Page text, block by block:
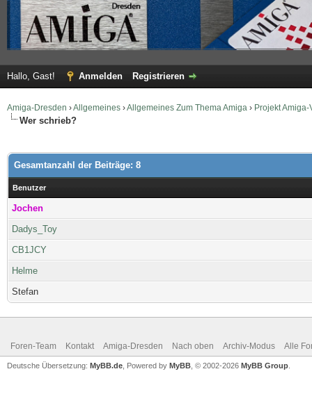
Hallo, Gast! Anmelden Registrieren
Amiga-Dresden ›Allgemeines ›Allgemeines Zum Thema Amiga › Projekt
Wer schrieb?
Gesamtanzahl der Beiträge: 8
Benutzer
Jochen
Dadys_Toy
CB1JCY
Helme
Stefan
Foren-Team Kontakt Amiga-Dresden Nach oben Archiv-Modus Alle
Deutsche Übersetzung: MyBB.de , Powered by MyBB , © 2002-2026 MyBB Group